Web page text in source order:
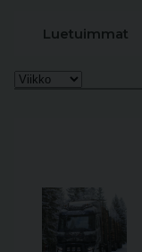
Luetuimmat